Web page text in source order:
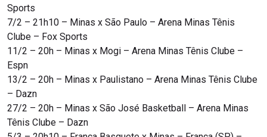
Sports
7/2 – 21h10 – Minas x São Paulo – Arena Minas Tênis
Clube – Fox Sports
11/2 – 20h – Minas x Mogi – Arena Minas Tênis Clube –
Espn
13/2 – 20h – Minas x Paulistano – Arena Minas Tênis Clube
– Dazn
27/2 – 20h – Minas x São José Basketball – Arena Minas
Tênis Clube – Dazn